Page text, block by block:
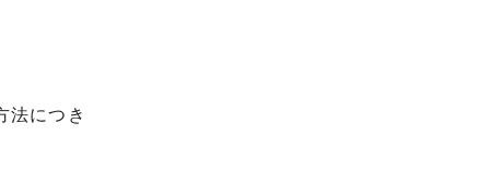
法につき